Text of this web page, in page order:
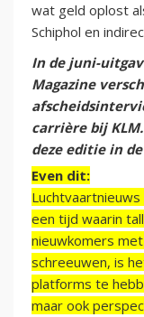
wat geld oplost
Schiphol en
In de juni-
Magazine
carrière bij
deze editie in
Even dit:
een tijd waarin
nieuwkomers
schreeuwen, is
platforms te
maar ook